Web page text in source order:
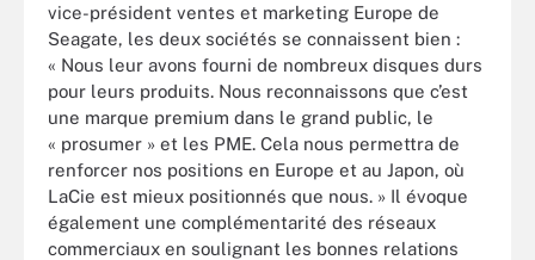
vice-président ventes et marketing Europe de
Seagate, les deux sociétés se connaissent bien :
« Nous leur avons fourni de nombreux disques durs
pour leurs produits. Nous reconnaissons que c’est
une marque premium dans le grand public, le
« prosumer » et les PME. Cela nous permettra de
renforcer nos positions en Europe et au Japon, où
LaCie est mieux positionnés que nous. » Il évoque
également une complémentarité des réseaux
commerciaux en soulignant les bonnes relations